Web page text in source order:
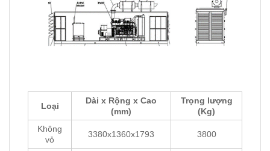
Loại
Dài x Rộng x Cao
(mm)
Trọng lượng
(Kg)
Không
vỏ
3380x1360x1793 3800